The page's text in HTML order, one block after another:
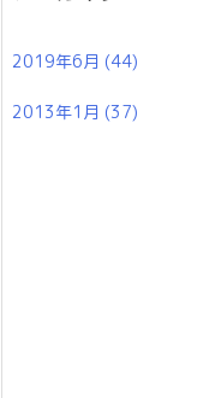
2019年6月 (44)
2013年1月 (37)